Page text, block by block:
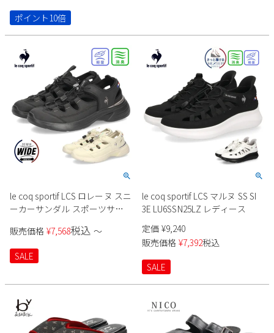
ポイント10倍
le coq sportif LCS ロレーヌ スニ
ーカーサンダル スポーツサン
販売価格 ¥7,568税込 〜
SALE
le coq sportif LCS マルヌ SS SI
3E LU6SSN25LZ レディース
定価 ¥9,240
販売価格 ¥7,392税込
SALE